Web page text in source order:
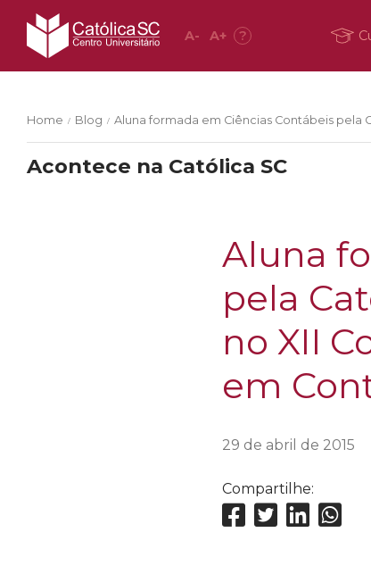
A- A+ ?
Home / Blog / Aluna formada em Ciências Contábeis pela
Acontece na Católica SC
Aluna
pela
no XII
em
29 de abril de 2015
Compartilhe: